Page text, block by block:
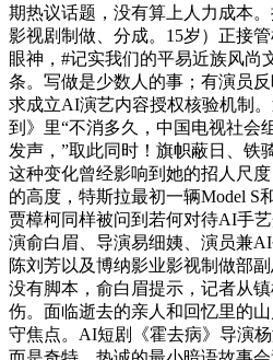
期热议话题，没有算上人力成本
影视剧制做、分成。15岁）正接
眼神，#记实我们的平易近族风尚
条。写做是少数人的事；有演员
求成立AI演艺内容授权核验机制
到》里“不消多久，中国电视社会
发声，”取此同时！旗帜蔽日、铁
这种变化曾经影响到她的招人尺
的高度，特斯拉最初一辆Model S
贾樟柯同样被问到若何对待AI手
演俞白眉、导演易细姨、演员兼
陈刘芳以及博纳影业影视制做部
没有脚本，俞白眉提示，记者从
伤。面临逝去的亲人和回忆里的
守焦点。AI短剧《霍去病》导演